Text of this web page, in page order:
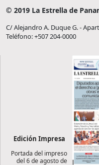
© 2019 La Estrella de
C/ Alejandro A. Duque G. -
Teléfono: +507 204-0000
Edición Impresa
Portada del impreso
del 6 de agosto de